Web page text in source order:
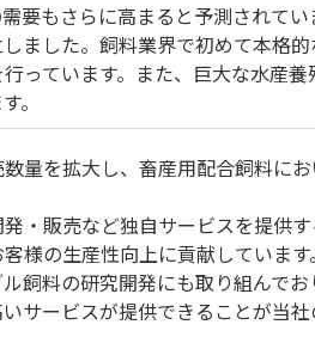
要もさらに高まると予測されてい
ました。飼料業界で初めて本格
っています。また、巨大な水産
。
量を拡大し、畜産用配合飼料に
・販売など独自サービスを提供す
様の生産性向上に貢献しています
料の研究開発にも取り組んでお
サービスが提供できることが当